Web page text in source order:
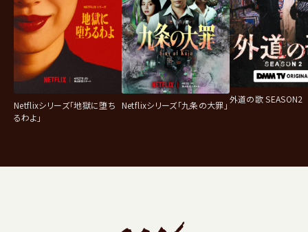
Netflixシリーズ「地獄に堕ち
るわよ」
Netflixシリーズ「九条の大罪」
外道の歌 SEASON2